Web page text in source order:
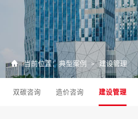
 当前位置： 典型案例 > 建设管理
双碳咨询 造价咨询 建设管理